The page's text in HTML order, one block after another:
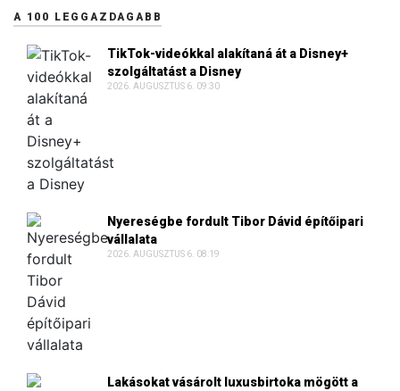
A 100 LEGGAZDAGABB
TikTok-videókkal alakítaná át a Disney+
szolgáltatást a Disney
2026. AUGUSZTUS 6. 09:30
Nyereségbe fordult Tibor Dávid építőipari
vállalata
2026. AUGUSZTUS 6. 08:19
Lakásokat vásárolt luxusbirtoka mögött a